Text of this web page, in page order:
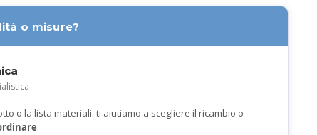
o misure?
o la lista materiali: ti aiutiamo a scegliere il ricambio o
.